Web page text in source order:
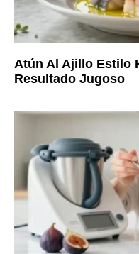
Atún Al Ajillo Estilo
Resultado Jugoso